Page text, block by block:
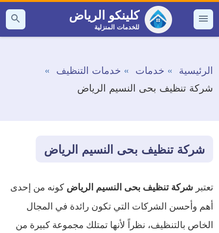
التجاوز
إلى القائمة
كلينكو الرياض
للخدمات المنزلية
بحث
عن
الرئيسية خدمات
خدمات التنظيف
شركة تنظيف بحى النسيم الرياض
شركة تنظيف بحى النسيم الرياض
تعتبر شركة تنظيف بحى النسيم الرياض كونه من إحدى
أهم وأحسن الشركات التي تكون رائدة في المجال
الخاص بالتنظيف، نظراً لأنها تمتلك مجموعة كبيرة من